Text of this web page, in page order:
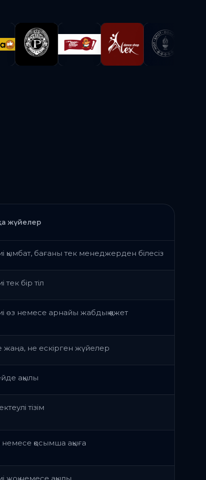
жүйелер
қымбат, бағаны тек менеджерден білесіз
тек бір тіл
өз немесе арнайы жабдық қажет
жаңа, не ескірген жүйелер
ақылы
тізім
немесе қосымша ақыға